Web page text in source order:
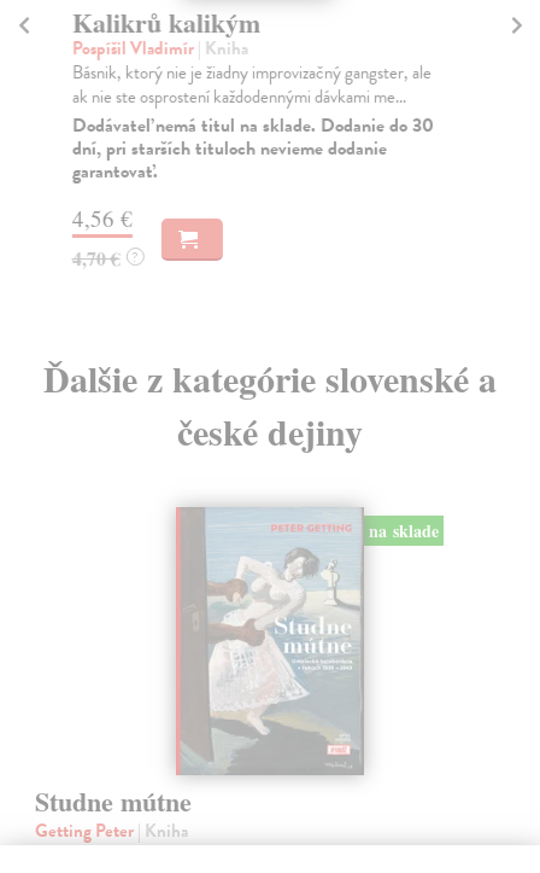
Kalikrů kalikým
Pospíšil Vladimír| Kniha
Básnik, ktorý nie je žiadny improvizačný gangster, ale
ak nie ste osprostení každodennými dávkami me...
Dodávateľ nemá titul na sklade. Dodanie do 30
dní, pri starších tituloch nevieme dodanie
garantovať.
4,56 €
4,70 € ?
Ďalšie z kategórie slovenské a
české dejiny
na sklade
Studne mútne
Getting Peter| Kniha